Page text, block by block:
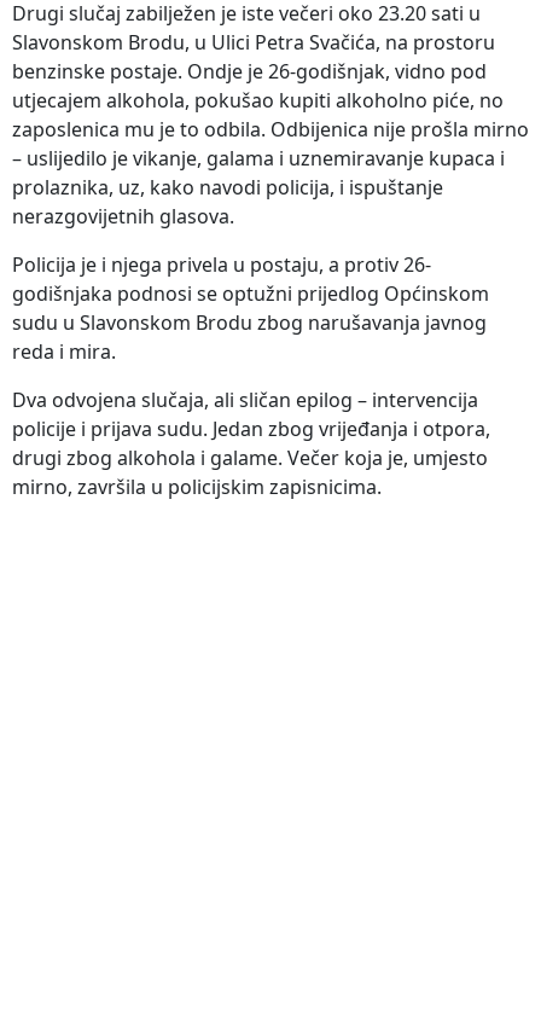
Drugi slučaj zabilježen je iste večeri oko 23.20 sati u
Slavonskom Brodu, u Ulici Petra Svačića, na prostoru
benzinske postaje. Ondje je 26-godišnjak, vidno pod
utjecajem alkohola, pokušao kupiti alkoholno piće, no
zaposlenica mu je to odbila. Odbijenica nije prošla mirno
– uslijedilo je vikanje, galama i uznemiravanje kupaca i
prolaznika, uz, kako navodi policija, i ispuštanje
nerazgovijetnih glasova.
Policija je i njega privela u postaju, a protiv 26-
godišnjaka podnosi se optužni prijedlog Općinskom
sudu u Slavonskom Brodu zbog narušavanja javnog
reda i mira.
Dva odvojena slučaja, ali sličan epilog – intervencija
policije i prijava sudu. Jedan zbog vrijeđanja i otpora,
drugi zbog alkohola i galame. Večer koja je, umjesto
mirno, završila u policijskim zapisnicima.